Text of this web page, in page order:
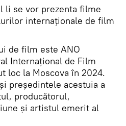
li se vor prezenta filme
internaționale de film
de film este ANO
Internațional de Film
loc la Moscova în 2024.
președintele acestuia a
producătorul,
și artistul emerit al